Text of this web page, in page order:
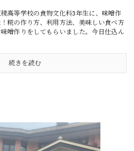
高等学校の食物文化科3年生に、味噌作
糀の作り方、利用方法、美味しい食べ方
噌作りをしてもらいました。今日仕込ん
続きを読む